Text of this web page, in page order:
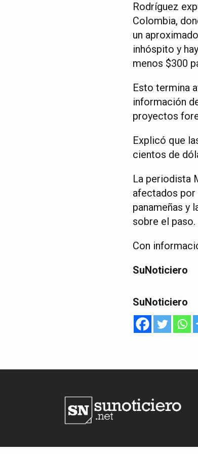
Rodríguez
Colombia,
un
inhóspito y
menos $300
Esto termina
información
proyectos
Explicó que
cientos de
La periodista
afectados por
panameñas y
sobre el paso.
Con
SuNoticiero
SuNoticiero